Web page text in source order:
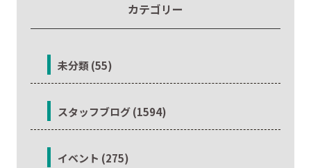
カテゴリー
未分類 (55)
スタッフブログ (1594)
イベント (275)